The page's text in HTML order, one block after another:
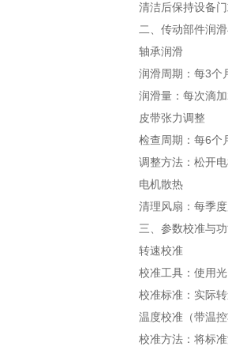
清洁后保持设备
二、传动部件润
轴承润滑
润滑周期：每3个
润滑量：每次滴
皮带张力调整
检查周期：每6个
调整方法：松开
电机散热
清理风扇：每季
三、参数校准与
转速校准
校准工具：使用
校准标准：实际
温度校准（带温
校准方法：将标